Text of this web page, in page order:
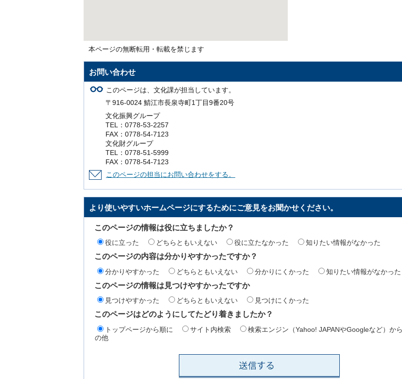
本ページの無断転用・転載を禁じます
お問い合わせ
このページは、文化課が担当しています。
〒916-0024 鯖江市長泉寺町1丁目9番20号
文化振興グループ
TEL：0778-53-2257
FAX：0778-54-7123
文化財グループ
TEL：0778-51-5999
FAX：0778-54-7123
このページの担当にお問い合わせをする。
より使いやすいホームページにするためにご意見をお聞かせください。
このページの情報は役に立ちましたか？
役に立った どちらともいえない 役に立たなかった 知りたい情報がなかった
このページの内容は分かりやすかったですか？
分かりやすかった どちらともいえない 分かりにくかった 知りたい情報がなかった
このページの情報は見つけやすかったですか
見つけやすかった どちらともいえない 見つけにくかった
このページはどのようにしてたどり着きましたか？
トップページから順に サイト内検索 検索エンジン（Yahoo! JAPANやGoogleなど）から
の他